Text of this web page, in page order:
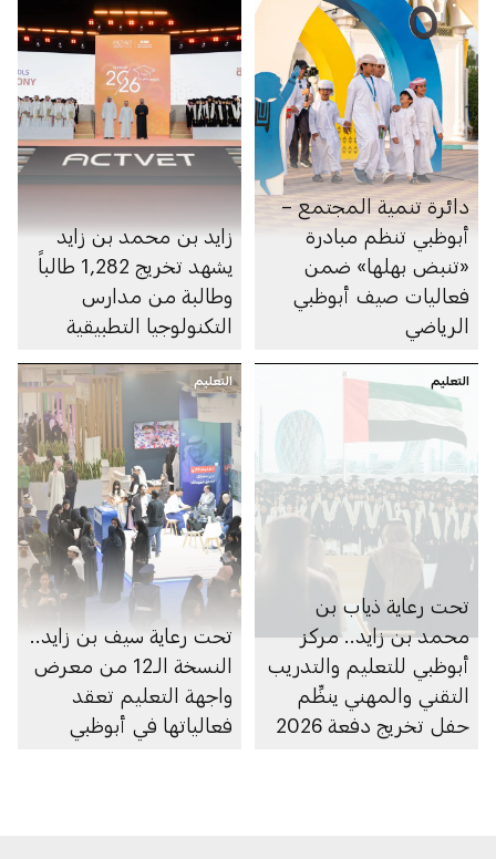
دائرة تنمية المجتمع –
أبوظبي تنظم مبادرة
«تنبض بهلها» ضمن
فعاليات صيف أبوظبي
الرياضي
زايد بن محمد بن زايد
يشهد تخريج 1,282 طالباً
وطالبة من مدارس
التكنولوجيا التطبيقية
التعليم
تحت رعاية ذياب بن
محمد بن زايد.. مركز
أبوظبي للتعليم والتدريب
التقني والمهني ينظِّم
حفل تخريج دفعة 2026
التعليم
تحت رعاية سيف بن زايد..
النسخة الـ12 من معرض
واجهة التعليم تعقد
فعالياتها في أبوظبي